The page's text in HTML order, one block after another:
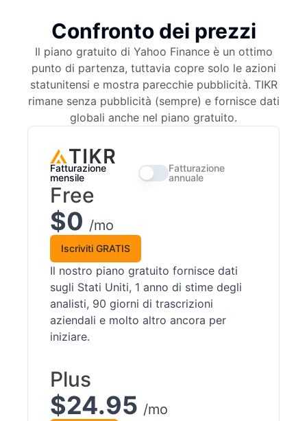
Confronto dei prezzi
Il piano gratuito di Yahoo Finance è un ottimo
punto di partenza, tuttavia copre solo le azioni
statunitensi e mostra parecchie pubblicità. TIKR
rimane senza pubblicità (sempre) e fornisce dati
globali anche nel piano gratuito.
Fatturazione
mensile
Fatturazione
annuale
Free
$0 /mo
Iscriviti GRATIS
Il nostro piano gratuito fornisce dati
sugli Stati Uniti, 1 anno di stime degli
analisti, 90 giorni di trascrizioni
aziendali e molto altro ancora per
iniziare.
Plus
$24.95 /mo